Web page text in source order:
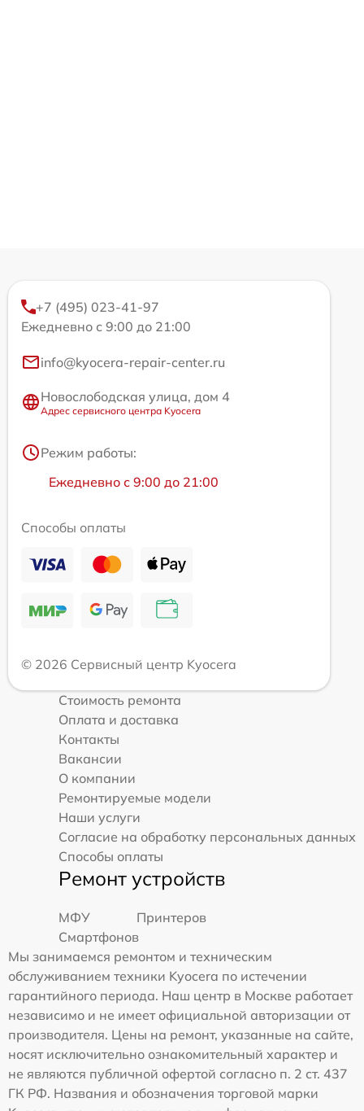
+7 (495) 023-41-97
Ежедневно с 9:00 до 21:00
info@kyocera-repair-center.ru
Новослободская улица, дом 4
Адрес сервисного центра Kyocera
Режим работы:
Ежедневно с 9:00 до 21:00
Способы оплаты
© 2026 Сервисный центр Kyocera
Стоимость ремонта
Оплата и доставка
Контакты
Вакансии
О компании
Ремонтируемые модели
Наши услуги
Согласие на обработку персональных данных
Способы оплаты
Ремонт устройств
МФУ
Принтеров
Смартфонов
Мы занимаемся ремонтом и техническим
обслуживанием техники Kyocera по истечении
гарантийного периода. Наш центр в Москве работает
независимо и не имеет официальной авторизации от
производителя. Цены на ремонт, указанные на сайте,
носят исключительно ознакомительный характер и
не являются публичной офертой согласно п. 2 ст. 437
ГК РФ. Названия и обозначения торговой марки